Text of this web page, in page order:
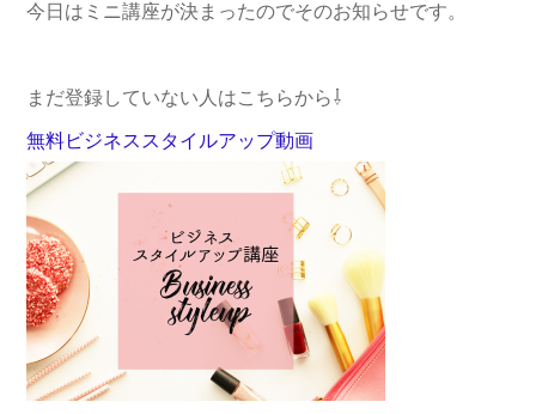
今日はミニ講座が決まったのでそのお知らせです。
まだ登録していない人はこちらから⇩
無料ビジネススタイルアップ動画